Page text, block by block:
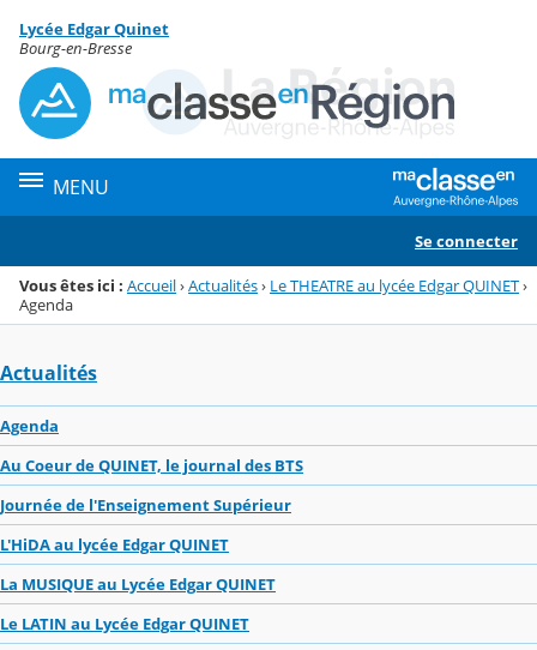
Menu de la rubrique
Contenu
Lycée Edgar Quinet
Bourg-en-Bresse
MENU
Se connecter
Vous êtes ici : Accueil›Actualités› Le THEATRE au lycée Edgar QUINET›
Agenda
Actualités
Agenda
Au Coeur de QUINET, le journal des BTS
Journée de l'Enseignement Supérieur
L'HiDA au lycée Edgar QUINET
La MUSIQUE au Lycée Edgar QUINET
Le LATIN au Lycée Edgar QUINET